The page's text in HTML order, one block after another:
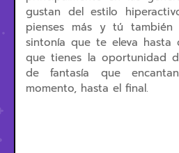
gustan del estilo
pienses más y tú
sintonía que te eleva hasta
que tienes la oportunidad
de fantasía que
momento, hasta el final.